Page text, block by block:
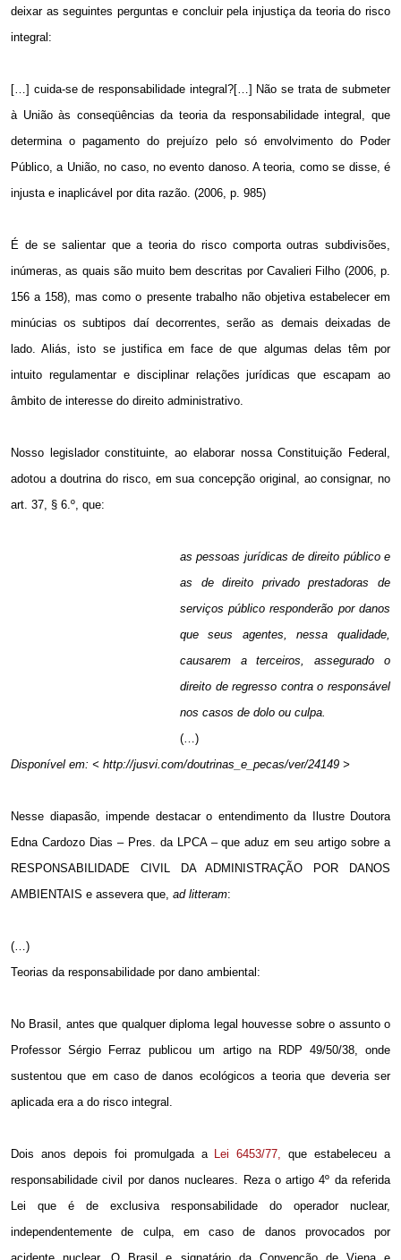
deixar as seguintes perguntas e concluir pela injustiça da teoria do risco
integral:
[…] cuida-se de responsabilidade integral?[…] Não se trata de submeter
à União às conseqüências da teoria da responsabilidade integral, que
determina o pagamento do prejuízo pelo só envolvimento do Poder
Público, a União, no caso, no evento danoso. A teoria, como se disse, é
injusta e inaplicável por dita razão. (2006, p. 985)
É de se salientar que a teoria do risco comporta outras subdivisões,
inúmeras, as quais são muito bem descritas por Cavalieri Filho (2006, p.
156 a158), mas como o presente trabalho não objetiva estabelecer em
minúcias os subtipos daí decorrentes, serão as demais deixadas de
lado. Aliás, isto se justifica em face de que algumas delas têm por
intuito regulamentar e disciplinar relações jurídicas que escapam ao
âmbito de interesse do direito administrativo.
Nosso legislador constituinte, ao elaborar nossa Constituição Federal,
adotou a doutrina do risco, em sua concepção original, ao consignar, no
art. 37, § 6.º, que:
as pessoas jurídicas de direito público e
as de direito privado prestadoras de
serviços público responderão por danos
que seus agentes, nessa qualidade,
causarem a terceiros, assegurado o
direito de regresso contra o responsável
nos casos de dolo ou culpa.
(…)
Disponível em: < http://jusvi.com/doutrinas_e_pecas/ver/24149 >
Nesse diapasão, impende destacar o entendimento da Ilustre Doutora
Edna Cardozo Dias – Pres. da LPCA – que aduz em seu artigo sobre a
RESPONSABILIDADE CIVIL DA ADMINISTRAÇÃO POR DANOS
AMBIENTAIS e assevera que, ad litteram:
(…)
Teorias da responsabilidade por dano ambiental:
No Brasil, antes que qualquer diploma legal houvesse sobre o assunto o
Professor Sérgio Ferraz publicou um artigo na RDP 49/50/38, onde
sustentou que em caso de danos ecológicos a teoria que deveria ser
aplicada era a do risco integral.
Dois anos depois foi promulgada a Lei 6453/77, que estabeleceu a
responsabilidade civil por danos nucleares. Reza o artigo 4º da referida
Lei que é de exclusiva responsabilidade do operador nuclear,
independentemente de culpa, em caso de danos provocados por